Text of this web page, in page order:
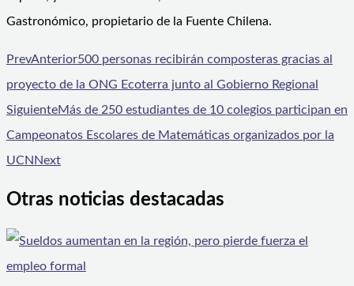
Gastronómico, propietario de la Fuente Chilena.
PrevAnterior500 personas recibirán composteras gracias al
proyecto de la ONG Ecoterra junto al Gobierno Regional
SiguienteMás de 250 estudiantes de 10 colegios participan en
Campeonatos Escolares de Matemáticas organizados por la
UCNNext
Otras noticias destacadas